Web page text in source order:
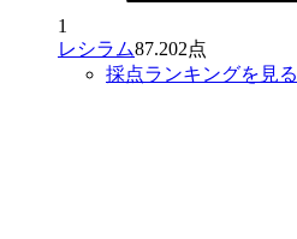
1
レシラム87.202点
採点ランキングを見る